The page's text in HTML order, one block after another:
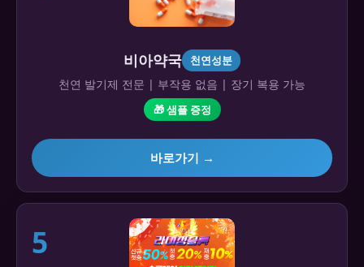
비아약국 천연성분
천연 발기제 전문 | 부작용 없음 | 장기 복용 가능
🎁 샘플 증정
바로가기 →
5